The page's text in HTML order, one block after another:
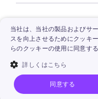
© 2026, Vidnoz.
ー/利用条件/倫理
Vidnoz AI
当社は、当社の製品およびサ
スを向上させるためにクッキ
らのクッキーの使用に同意す
詳しくはこちら
同意する